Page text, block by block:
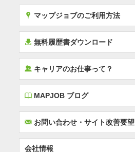
x マップジョブのご利用方法
í 無料履歴書ダウンロード
‰キャリアのお仕事って？
EMAPJOB ブログ
Fお問い合わせ・サイト改善要望
会社情報